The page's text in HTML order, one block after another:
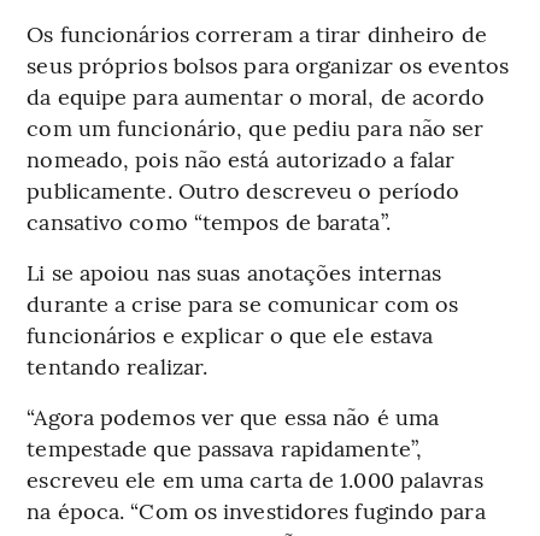
Os funcionários correram a tirar dinheiro de
seus próprios bolsos para organizar os eventos
da equipe para aumentar o moral, de acordo
com um funcionário, que pediu para não ser
nomeado, pois não está autorizado a falar
publicamente. Outro descreveu o período
cansativo como “tempos de barata”.
Li se apoiou nas suas anotações internas
durante a crise para se comunicar com os
funcionários e explicar o que ele estava
tentando realizar.
“Agora podemos ver que essa não é uma
tempestade que passava rapidamente”,
escreveu ele em uma carta de 1.000 palavras
na época. “Com os investidores fugindo para